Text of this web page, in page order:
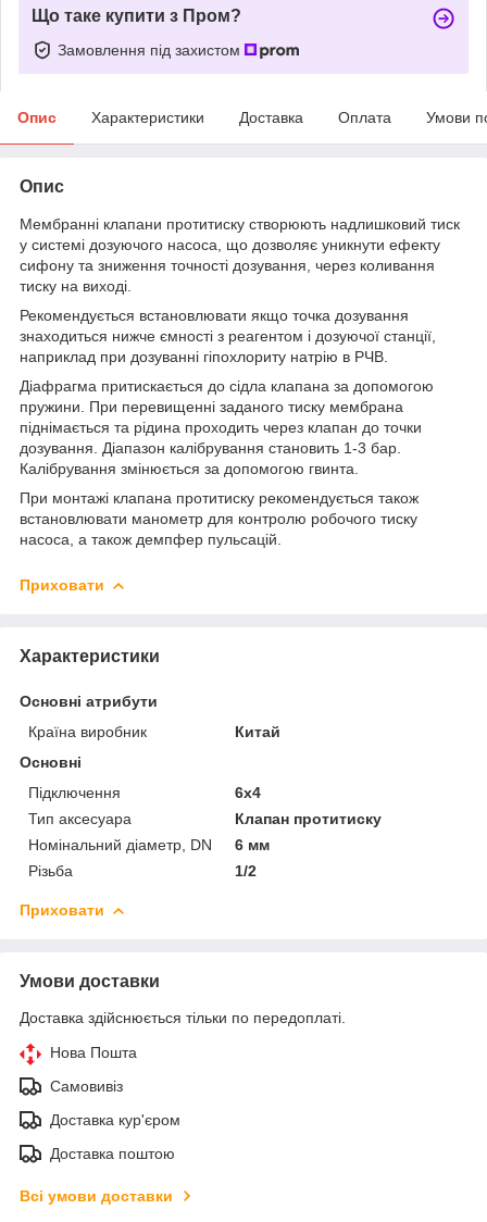
Що таке купити з Пром?
Замовлення під захистом
Опис Характеристики Доставка Оплата Умови
Опис
Мембранні клапани протитиску створюють надлишковий тиск
у системі дозуючого насоса, що дозволяє уникнути ефекту
сифону та зниження точності дозування, через коливання
тиску на виході.
Рекомендується встановлювати якщо точка дозування
знаходиться нижче ємності з реагентом і дозуючої станції,
наприклад при дозуванні гіпохлориту натрію в РЧВ.
Діафрагма притискається до сідла клапана за допомогою
пружини. При перевищенні заданого тиску мембрана
піднімається та рідина проходить через клапан до точки
дозування. Діапазон калібрування становить 1-3 бар.
Калібрування змінюється за допомогою гвинта.
При монтажі клапана протитиску рекомендується також
встановлювати манометр для контролю робочого тиску
насоса, а також демпфер пульсацій.
Приховати
Характеристики
Основні атрибути
Країна виробник
Китай
Основні
Підключення
6х4
Тип аксесуара
Клапан протитиску
Номінальний діаметр, DN
6 мм
Різьба
1/2
Приховати
Умови доставки
Доставка здійснюється тільки по передоплаті.
Нова Пошта
Самовивіз
Доставка кур'єром
Доставка поштою
Всі умови доставки